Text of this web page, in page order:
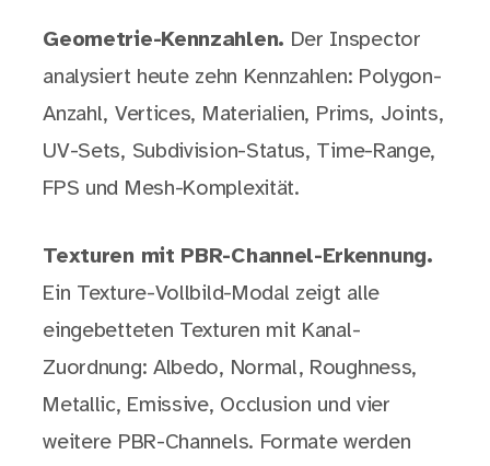
Geometrie-Kennzahlen. Der Inspector
analysiert heute zehn Kennzahlen: Polygon-
Anzahl, Vertices, Materialien, Prims, Joints,
UV-Sets, Subdivision-Status, Time-Range,
FPS und Mesh-Komplexität.
Texturen mit PBR-Channel-Erkennung.
Ein Texture-Vollbild-Modal zeigt alle
eingebetteten Texturen mit Kanal-
Zuordnung: Albedo, Normal, Roughness,
Metallic, Emissive, Occlusion und vier
weitere PBR-Channels. Formate werden